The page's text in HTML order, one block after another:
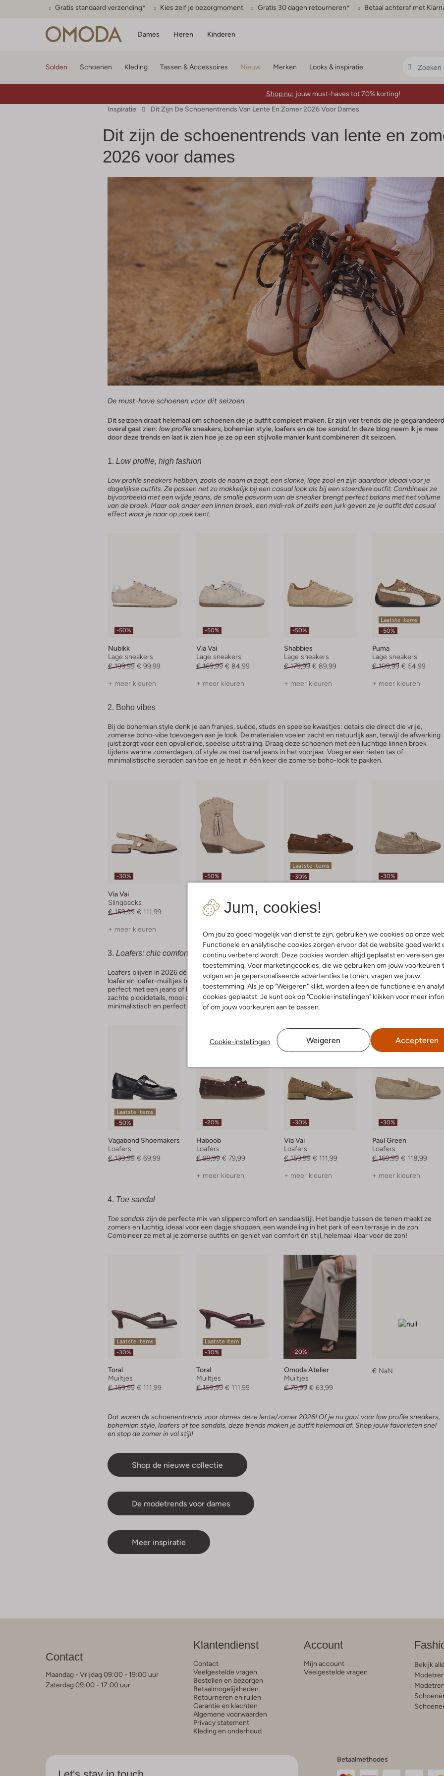
Gratis standaard verzending* Kies zelf je bezorgmoment Gratis 30 dagen retourneren* Betaal achteraf met
Dames Heren Kinderen
Jum, cookies!
Om jou zo goed mogelijk van dienst te zijn, gebruiken we cookies op onze
Functionele en analytische cookies zorgen ervoor dat de website goed werkt
continu verbeterd wordt. Deze cookies worden altijd geplaatst en vereisen
toestemming. Voor marketingcookies, die we gebruiken om jouw voorkeuren
volgen en je gepersonaliseerde advertenties te tonen, vragen we jouw
toestemming. Als je op "Weigeren" klikt, worden alleen de functionele en
cookies geplaatst. Je kunt ook op "Cookie-instellingen" klikken voor meer
of om jouw voorkeuren aan te passen.
Cookie-instellingen Weigeren Accepteren
Solden Schoenen Kleding Tassen & Accessoires Nieuw Merken Looks & inspiratie
Shop nu: jouw must-haves tot 70% korting!
Inspiratie
Dit Zijn De Schoenentrends Van Lente En Zomer 2026 Voor Dames
Dit zijn de schoenentrends van lente en
2026 voor dames
De must-have schoenen voor dit seizoen.
Dit seizoen draait helemaal om schoenen die je outfit compleet maken. Er zijn vier trends die je gegarandeerd
overal gaat zien: low profilesneakers, bohemian style, loafers en de toe sandal. In deze blog neem ik je mee
door deze trends en laat ik zien hoe je ze op een stijlvolle manier kunt combineren dit seizoen.
1. Low profile, high fashion
Low profile sneakers hebben, zoals de naam al zegt, een slanke, lage zool en zijn daardoor ideaal voor je
dagelijkse outfits. Ze passen net zo makkelijk bij een casual look als bij een stoerdere outfit. Combineer ze
bijvoorbeeld met een wijde jeans, de smalle pasvorm van de sneaker brengt perfect balans met het volume
van de broek. Maar ook onder een linnen broek, een midi-rok of zelfs een jurk geven ze je outfit dat casual
effect waar je naar op zoek bent.
-50%
Nubikk
Lage sneakers
€ 199,99 € 99,99
+ meer kleuren
-50%
Via Vai
Lage sneakers
€ 169,99 € 84,99
+ meer kleuren
-50%
Shabbies
Lage sneakers
€ 179,99 € 89,99
+ meer kleuren
Laatste items
-50%
Puma
Lage sneakers
€ 109,99 € 54,99
+ meer kleuren
2. Boho vibes
Bij de bohemian style denk je aan franjes, suède, studs en speelse kwastjes: details die direct die vrije,
zomerse boho-vibe toevoegen aan je look. De materialen voelen zacht en natuurlijk aan, terwijl de afwerking
juist zorgt voor een opvallende, speelse uitstraling. Draag deze schoenen met een luchtige linnen broek
tijdens warme zomerdagen, of style ze met barrel jeans in het voorjaar. Voeg er een rieten tas of
minimalistische sieraden aan toe en je hebt in één keer die zomerse boho-look te pakken.
-30%
Via Vai
Slingbacks
€ 159,99 € 111,99
+ meer kleuren
-50%
Enkellaarsjes
€ 139,99
€ 69,99
Laatste items
-30%
Mocassins
€ 179,99 € 125,99
-30%
3. Loafers: chic comfort
Loafers blijven in 2026 dé favoriet voor een stijlvolle look. Dit seizoen zien we vooral de boat
loafer, plooien
loafer en loafer-muiltjes terugkomen. Deboatloafer geeft je outfit een speelse, casual touchen combineert
perfect met een jeans of linnen broek. De plooien loafer voegt juist een vleugje elegantie toe dankzij de
zachte plooidetails, mooi onder een midi-jurk. En voor de warmere dagen zijn loafer-muiltjes ideaal: luchtig,
minimalistisch en perfect onder een maxi-rok.
Laatste items
-50%
Vagabond Shoemakers
Loafers
€ 139,99 € 69,99
-20%
Haboob
Loafers
€ 99,99 € 79,99
+ meer kleuren
-30%
Via Vai
Loafers
€ 159,99 € 111,99
+ meer kleuren
-30%
Paul Green
Loafers
€ 169,99 € 118,99
+ meer kleuren
4. Toe sandal
Toe sandals zijn de perfecte mix van slippercomfort en sandaalstijl. Het bandje tussen de tenen maakt ze
zomers en luchtig, ideaal voor een dagje shoppen, een wandeling in het park of een terrasje in de zon.
Combineer ze met al je zomerse outfits en geniet van comfort én stijl, helemaal klaar voor de zon!
Laatste items
-30%
Toral
Muiltjes
€ 159,99 € 111,99
Laatste item
-30%
Toral
Muiltjes
€ 159,99 € 111,99
-20%
Omoda Atelier
Muiltjes
€ 79,99 € 63,99
€ NaN
Dat waren de schoenentrends voor dames deze lente/zomer 2026! Of je nu gaat voor low profile sneakers,
bohemian style, loafers of toe sandals, deze trends maken je outfit helemaal af. Shop jouw favorieten snel
en stap de zomer in vol stijl!
Shop de nieuwe collectie
De modetrends voor dames
Meer inspiratie
Contact
Maandag - Vrijdag 09:00 - 19:00 uur
Zaterdag 09:00 - 17:00 uur
Klantendienst
Contact
Veelgestelde vragen
Bestellen en bezorgen
Betaalmogelijkheden
Retourneren en ruilen
Garantie en klachten
Algemene voorwaarden
Privacy statement
Kleding en onderhoud
Account
Mijn account
Veelgestelde vragen
Bekijk
Betaalmethodes